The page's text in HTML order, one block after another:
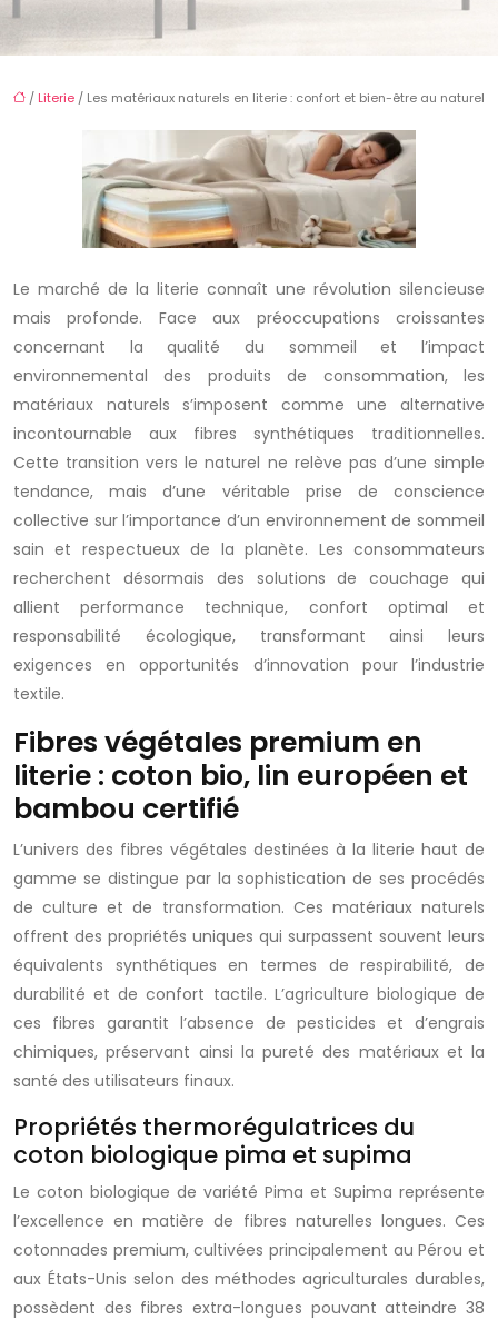
/ Literie / Les matériaux naturels en literie : confort et bien-être au naturel
Le marché de la literie connaît une révolution silencieuse
mais profonde. Face aux préoccupations croissantes
concernant la qualité du sommeil et l’impact
environnemental des produits de consommation, les
matériaux naturels s’imposent comme une alternative
incontournable aux fibres synthétiques traditionnelles.
Cette transition vers le naturel ne relève pas d’une simple
tendance, mais d’une véritable prise de conscience
collective sur l’importance d’un environnement de sommeil
sain et respectueux de la planète. Les consommateurs
recherchent désormais des solutions de couchage qui
allient performance technique, confort optimal et
responsabilité écologique, transformant ainsi leurs
exigences en opportunités d’innovation pour l’industrie
textile.
Fibres végétales premium en
literie : coton bio, lin européen et
bambou certifié
L’univers des fibres végétales destinées à la literie haut de
gamme se distingue par la sophistication de ses procédés
de culture et de transformation. Ces matériaux naturels
offrent des propriétés uniques qui surpassent souvent leurs
équivalents synthétiques en termes de respirabilité, de
durabilité et de confort tactile. L’agriculture biologique de
ces fibres garantit l’absence de pesticides et d’engrais
chimiques, préservant ainsi la pureté des matériaux et la
santé des utilisateurs finaux.
Propriétés thermorégulatrices du
coton biologique pima et supima
Le coton biologique de variété Pima et Supima représente
l’excellence en matière de fibres naturelles longues. Ces
cotonnades premium, cultivées principalement au Pérou et
aux États-Unis selon des méthodes agriculturales durables,
possèdent des fibres extra-longues pouvant atteindre 38